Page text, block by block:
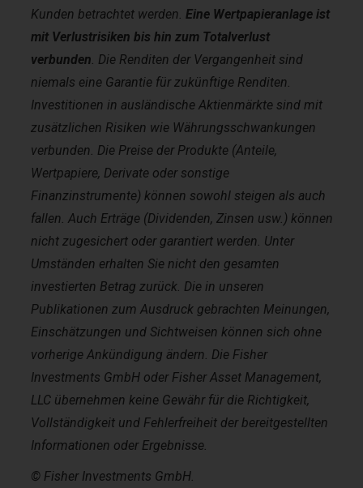
Kunden betrachtet werden. Eine Wertpapieranlage ist
mit Verlustrisiken bis hin zum Totalverlust
verbunden . Die Renditen der Vergangenheit sind
niemals eine Garantie für zukünftige Renditen.
Investitionen in ausländische Aktienmärkte sind mit
zusätzlichen Risiken wie Währungsschwankungen
verbunden. Die Preise der Produkte (Anteile,
Wertpapiere, Derivate oder sonstige
Finanzinstrumente) können sowohl steigen als auch
fallen. Auch Erträge (Dividenden, Zinsen usw.) können
nicht zugesichert oder garantiert werden. Unter
Umständen erhalten Sie nicht den gesamten
investierten Betrag zurück. Die in unseren
Publikationen zum Ausdruck gebrachten Meinungen,
Einschätzungen und Sichtweisen können sich ohne
vorherige Ankündigung ändern. Die Fisher
Investments GmbH oder Fisher Asset Management,
LLC übernehmen keine Gewähr für die Richtigkeit,
Vollständigkeit und Fehlerfreiheit der bereitgestellten
Informationen oder Ergebnisse.
© Fisher Investments GmbH.